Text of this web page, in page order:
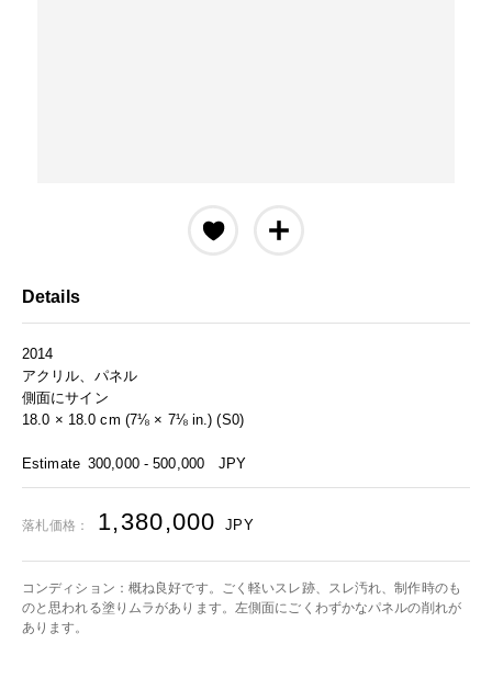
Details
2014
アクリル、パネル
側面にサイン
18.0 × 18.0 cm (7⅛ × 7⅛ in.) (S0)
Estimate 300,000 - 500,000 JPY
落札価格： 1,380,000 JPY
コンディション：概ね良好です。ごく軽いスレ跡、スレ汚れ、制作時のも
のと思われる塗りムラがあります。左側面にごくわずかなパネルの削れが
あります。